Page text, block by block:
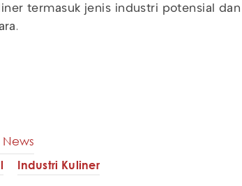
termasuk jenis industri potensial dan
Industri Kuliner